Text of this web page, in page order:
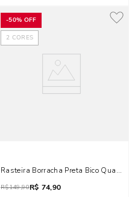
-50% OFF
2 CORES
Rasteira Borracha Preta Bico
R$149,90R$ 74,90